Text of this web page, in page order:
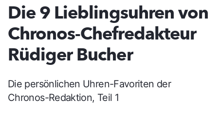
Die 9 Lieblingsuhren von
Chronos-Chefredakteur
Rüdiger Bucher
Die persönlichen Uhren-Favoriten der
Chronos-Redaktion, Teil 1